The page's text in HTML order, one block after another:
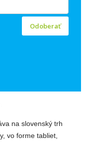
Odoberať
na slovenský trh
vo forme tabliet,